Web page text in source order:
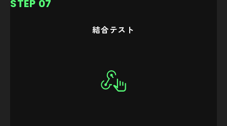
結合テスト
STEP 07